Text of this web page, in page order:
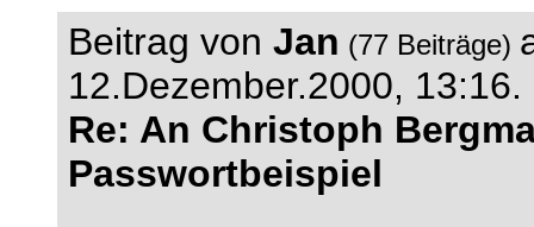
Beitrag von Jan (77 Beiträge)
12.Dezember.2000, 13:16.
Re: An Christoph
Passwortbeispiel